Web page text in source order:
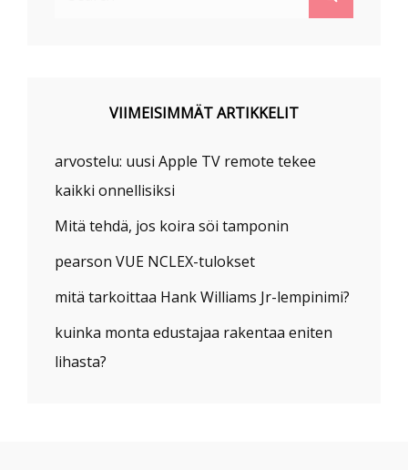
VIIMEISIMMÄT ARTIKKELIT
arvostelu: uusi Apple TV remote tekee
kaikki onnellisiksi
Mitä tehdä, jos koira söi tamponin
pearson VUE NCLEX-tulokset
mitä tarkoittaa Hank Williams Jr-lempinimi?
kuinka monta edustajaa rakentaa eniten
lihasta?